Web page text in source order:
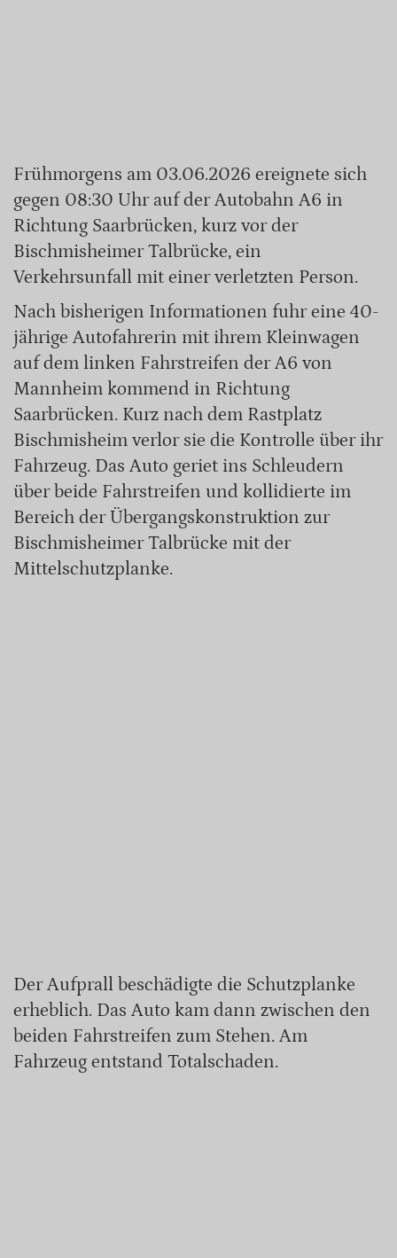
Frühmorgens am 03.06.2026 ereignete sich
gegen 08:30 Uhr auf der Autobahn A6 in
Richtung Saarbrücken, kurz vor der
Bischmisheimer Talbrücke, ein
Verkehrsunfall mit einer verletzten Person.
Nach bisherigen Informationen fuhr eine 40-
jährige Autofahrerin mit ihrem Kleinwagen
auf dem linken Fahrstreifen der A6 von
Mannheim kommend in Richtung
Saarbrücken. Kurz nach dem Rastplatz
Bischmisheim verlor sie die Kontrolle über ihr
Fahrzeug. Das Auto geriet ins Schleudern
über beide Fahrstreifen und kollidierte im
Bereich der Übergangskonstruktion zur
Bischmisheimer Talbrücke mit der
Mittelschutzplanke.
Der Aufprall beschädigte die Schutzplanke
erheblich. Das Auto kam dann zwischen den
beiden Fahrstreifen zum Stehen. Am
Fahrzeug entstand Totalschaden.